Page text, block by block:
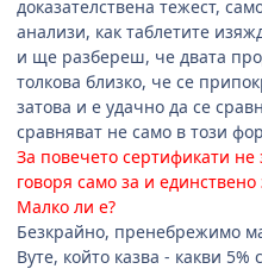
доказателствена тежест,
анализи, как таблетите
и ще разбереш, че двата
толкова близко, че се
затова и е удачно да се
сравняват не само в този
За повечето сертификати
говоря само за и единствено
Малко ли е?
Безкрайно, пренебрежимо
Вуте, който казва - какви